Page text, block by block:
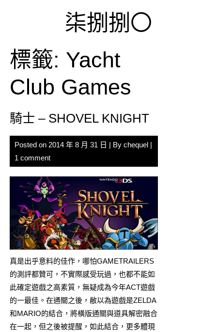
柒捌捌〇
標籤: Yacht
Club Games
騎士 – SHOVEL KNIGHT
Posted on 2014 年 8 月 31 日 | By chequel |
1 comment
真是出乎意料的佳作，哪怕GAMETRAILERS
的測評都贊可，不實際感受玩過，也都不能如
此確定遊戲之高素質，無疑成為今年ACT遊戲
的一最佳。在通關之後，敝以為遊戲是ZELDA
和MARIO的結合，將橫版通關與道具解密融合
在一起，但之後被提醒，如此結合，更多體現